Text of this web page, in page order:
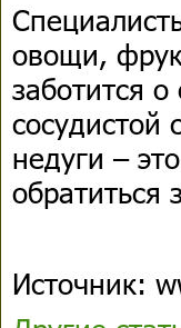
овощи,
заботится
недуги –
Источник: